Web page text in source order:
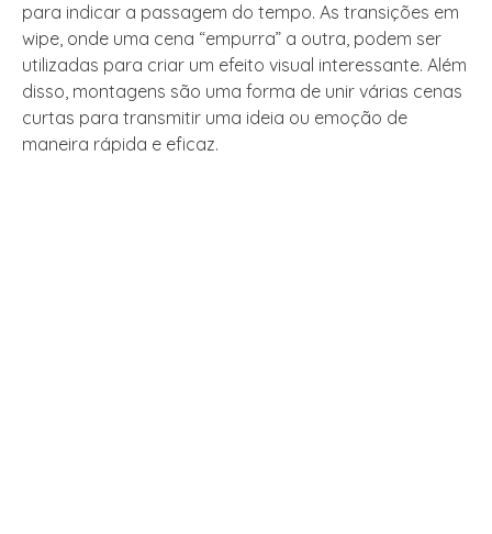
para indicar a passagem do tempo. As transições em
wipe, onde uma cena “empurra” a outra, podem ser
utilizadas para criar um efeito visual interessante. Além
disso, montagens são uma forma de unir várias cenas
curtas para transmitir uma ideia ou emoção de
maneira rápida e eficaz.